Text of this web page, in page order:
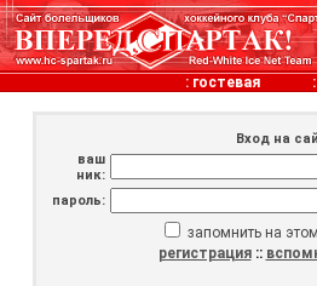
: гостевая :
Вход на
ваш
ник:
пароль:
запомнить на
регистрация::